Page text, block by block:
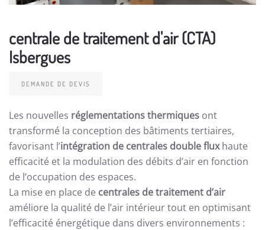
centrale de traitement d'air (CTA)
Isbergues
DEMANDE DE DEVIS
Les nouvelles réglementations thermiques ont
transformé la conception des bâtiments tertiaires,
favorisant l’intégration de centrales double fluxhaute
efficacité et la modulation des débits d’air en fonction
de l’occupation des espaces.
La mise en place de centrales de traitement d’air
améliore la qualité de l’air intérieur tout en optimisant
l’efficacité énergétique dans divers environnements :